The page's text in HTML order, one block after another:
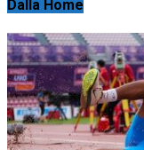
Dalla Home